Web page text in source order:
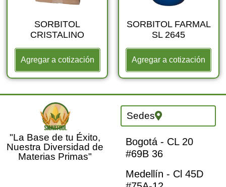
SORBITOL
CRISTALINO
Agregar a cotización
SORBITOL FARMAL
SL 2645
Agregar a cotización
"La Base de tu Éxito,
Nuestra Diversidad de
Materias Primas"
Sedes
Bogotá - CL 20
#69B 36
Medellín - Cl 45D